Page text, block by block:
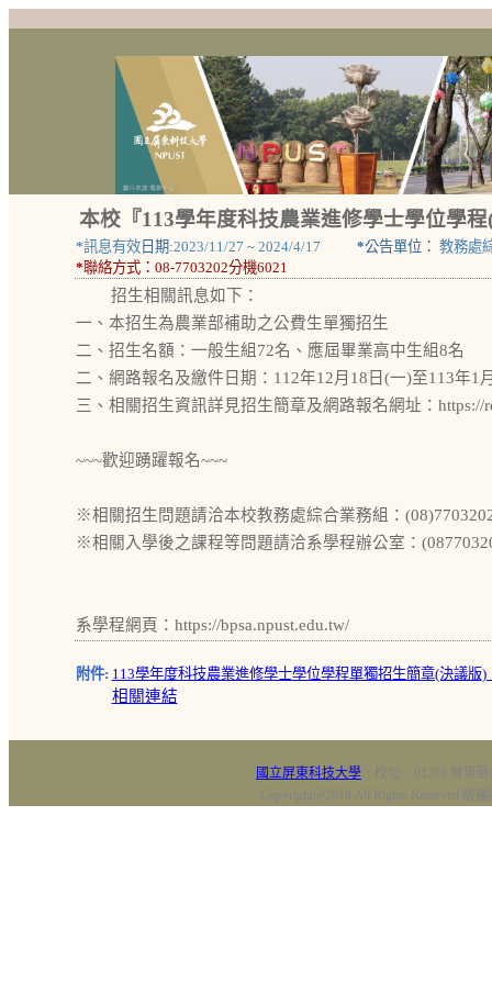
本校『113學年度科技農業進修學士學位學
*訊息有效日期:2023/11/27 ~ 2024/4/17 *公告單位： 教務處
*聯絡方式： 08-7703202分機6021
招生相關訊息如下：
一、本招生為農業部補助之公費生單獨招生
二、招生名額：一般生組72名、應屆畢業高中生組8名
二、網路報名及繳件日期：112年12月18日(一)至113年1
三、相關招生資訊詳見招生簡章及網路報名網址：https://
~~~歡迎踴躍報名~~~
※相關招生問題請洽本校教務處綜合業務組：
※相關入學後之課程等問題請洽系學程辦公室：
系學程網頁：https://bpsa.npust.edu.tw/
附件: 113學年度科技農業進修學士學位學程單獨招生簡章(決議版
相關連結
國立屏東科技大學